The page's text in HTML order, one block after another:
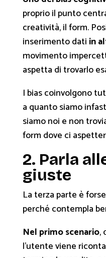
proprio il punto
creatività, il form.
inserimento dati in
movimento
aspetta di trovarlo
I bias coinvolgono
a quanto siamo
siamo noi e non
form dove ci
2. Parla
giuste
La terza parte è
perché contempla
Nel primo scenario,
l’utente viene